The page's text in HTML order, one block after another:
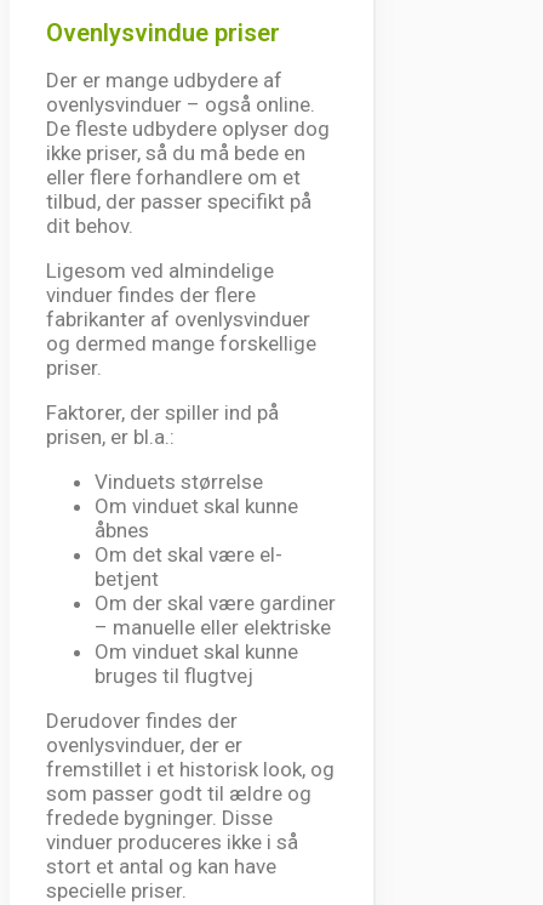
Ovenlysvindue priser
Der er mange udbydere af
ovenlysvinduer – også online.
De fleste udbydere oplyser dog
ikke priser, så du må bede en
eller flere forhandlere om et
tilbud, der passer specifikt på
dit behov.
Ligesom ved almindelige
vinduer findes der flere
fabrikanter af ovenlysvinduer
og dermed mange forskellige
priser.
Faktorer, der spiller ind på
prisen, er bl.a.:
Vinduets størrelse
Om vinduet skal kunne
åbnes
Om det skal være el-
betjent
Om der skal være gardiner
– manuelle eller elektriske
Om vinduet skal kunne
bruges til flugtvej
Derudover findes der
ovenlysvinduer, der er
fremstillet i et historisk look, og
som passer godt til ældre og
fredede bygninger. Disse
vinduer produceres ikke i så
stort et antal og kan have
specielle priser.